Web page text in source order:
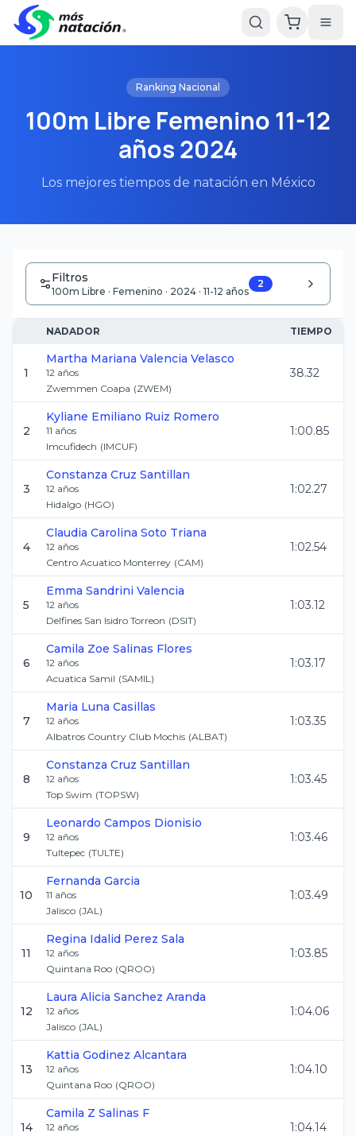
Ranking Nacional
100m Libre Femenino 11-12
años 2024
Los mejores tiempos de natación en México
Filtros
100m Libre · Femenino · 2024 · 11-12 años
2
NADADOR TIEMPO
1
Martha Mariana Valencia Velasco
12 años
Zwemmen Coapa (ZWEM)
38.32
2
Kyliane Emiliano Ruiz Romero
11 años
Imcufidech (IMCUF)
1:00.85
3
Constanza Cruz Santillan
12 años
Hidalgo (HGO)
1:02.27
4
Claudia Carolina Soto Triana
12 años
Centro Acuatico Monterrey (CAM)
1:02.54
5
Emma Sandrini Valencia
12 años
Delfines San Isidro Torreon (DSIT)
1:03.12
6
Camila Zoe Salinas Flores
12 años
Acuatica Samil (SAMIL)
1:03.17
7
Maria Luna Casillas
12 años
Albatros Country Club Mochis (ALBAT)
1:03.35
8
Constanza Cruz Santillan
12 años
Top Swim (TOPSW)
1:03.45
9
Leonardo Campos Dionisio
12 años
Tultepec (TULTE)
1:03.46
10
Fernanda Garcia
11 años
Jalisco (JAL)
1:03.49
11
Regina Idalid Perez Sala
12 años
Quintana Roo (QROO)
1:03.85
12
Laura Alicia Sanchez Aranda
12 años
Jalisco (JAL)
1:04.06
13
Kattia Godinez Alcantara
12 años
Quintana Roo (QROO)
1:04.10
14
Camila Z Salinas F
12 años
1:04.14